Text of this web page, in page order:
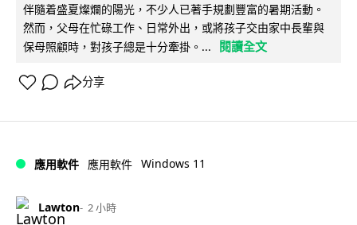
伴隨着盛夏燦爛的陽光，不少人已著手規劃豐富的暑期活動。
然而，父母在忙碌工作、日常外出，或將孩子交由家中長輩與
保母照顧時，對孩子總是十分牽掛。...
閱讀全文
分享
應用軟件 應用軟件 Windows 11
Lawton 2 小時